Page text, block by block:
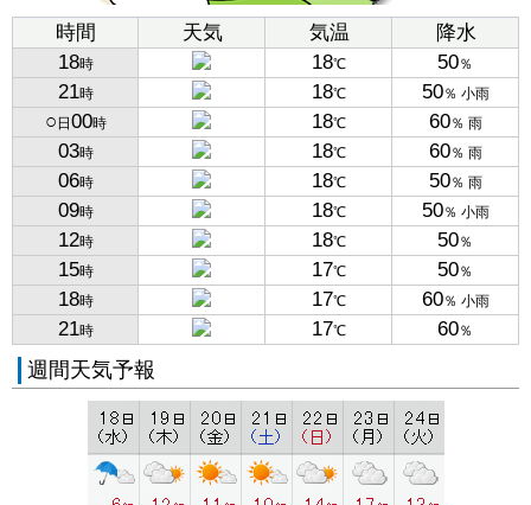
時間 天気 気温
降水
18時 18℃ 50％
21時 18℃ 50％ 小雨
○ 日 00時 18℃ 60％ 雨
03時 18℃ 60％ 雨
06時 18℃ 50％ 雨
09時 18℃ 50％ 小雨
12時 18℃ 50％
15時 17℃ 50％
18時 17℃ 60％ 小雨
21時 17℃ 60％
週間天気予報